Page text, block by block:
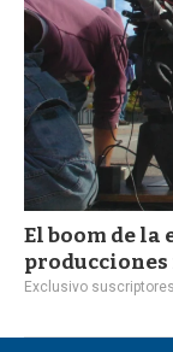
El boom de la
Exclusivo suscriptores